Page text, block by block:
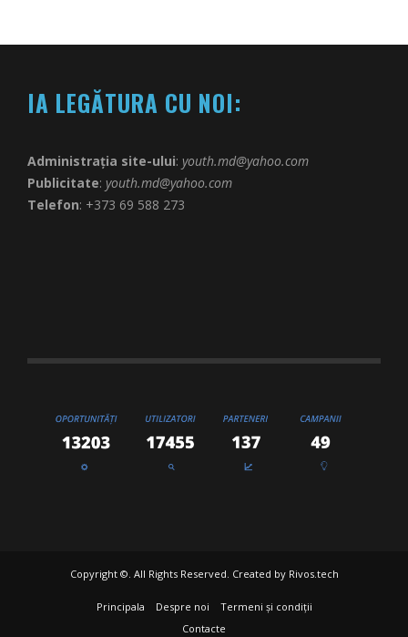
IA LEGĂTURA CU NOI:
Administrația site-ului: youth.md@yahoo.com
Publicitate: youth.md@yahoo.com
Telefon: +373 69 588 273
Copyright ©. All Rights Reserved. Created by Rivos.tech
Principala Despre noi
Termeni și condiții
Contacte